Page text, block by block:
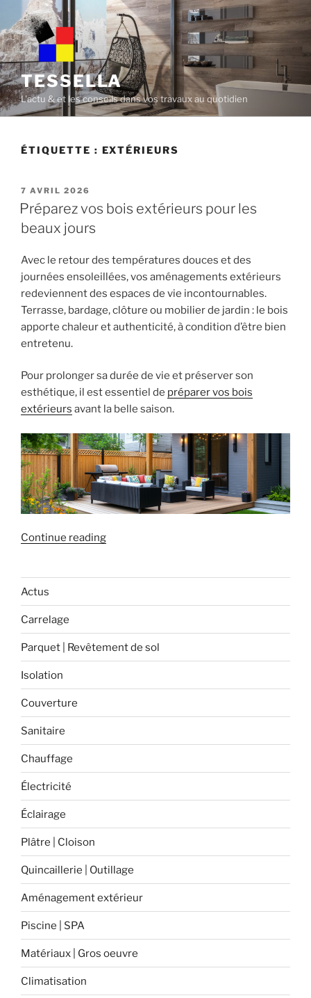
content
TESSELLA
L'actu & et les conseils dans vos travaux au quotidien
ÉTIQUETTE : EXTÉRIEURS
POSTED
ON
7 AVRIL 2026
Préparez vos bois extérieurs pour les
beaux jours
Avec le retour des températures douces et des
journées ensoleillées, vos aménagements extérieurs
redeviennent des espaces de vie incontournables.
Terrasse, bardage, clôture ou mobilier de jardin : le bois
apporte chaleur et authenticité, à condition d’être bien
entretenu.
Pour prolonger sa durée de vie et préserver son
esthétique, il est essentiel de préparer vos bois
extérieurs avant la belle saison.
Continue reading« Préparez
pour
beaux
jours »
Actus
Carrelage
Parquet | Revêtement de sol
Isolation
Couverture
Sanitaire
Chauffage
Électricité
Éclairage
Plâtre | Cloison
Quincaillerie | Outillage
Aménagement extérieur
Piscine | SPA
Matériaux | Gros oeuvre
Climatisation